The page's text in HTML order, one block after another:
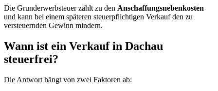
Die Grunderwerbsteuer zählt zu den Anschaffungsnebenkosten
und kann bei einem späteren steuerpflichtigen Verkauf den zu
versteuernden Gewinn mindern.
Wann ist ein Verkauf in Dachau
steuerfrei?
Die Antwort hängt von zwei Faktoren ab: